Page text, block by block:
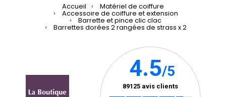
Accueil Matériel de coiffure
Accessoire de coiffure et extension
Barrette et pince clic clac
Barrettes dorées 2 rangées de strass x 2